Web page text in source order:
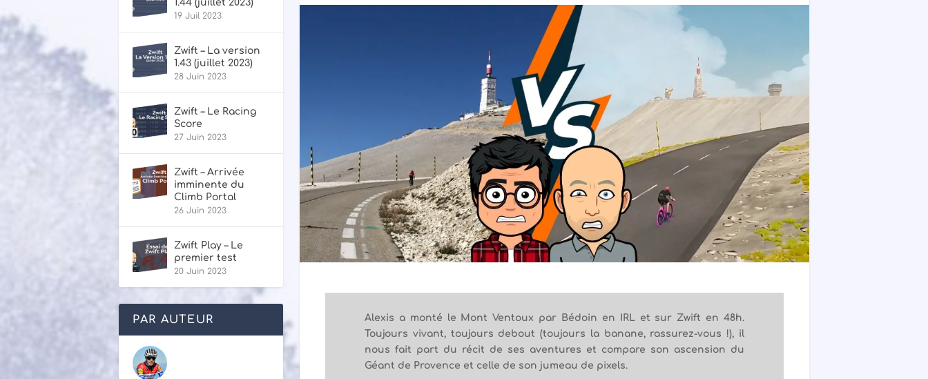
Alexis a monté le Mont Ventoux par Bédoin en IRL et sur Zwift en 48h.
Toujours vivant, toujours debout (toujours la banane, rassurez-vous !), il
nous fait part du récit de ses aventures et compare son ascension du
Géant de Provence et celle de son jumeau de pixels.
1.44 (juillet 2023)
19 Juil 2023
Zwift – La version
1.43 (juillet 2023)
28 Juin 2023
Zwift – Le Racing
Score
27 Juin 2023
Zwift – Arrivée
imminente du
Climb Portal
26 Juin 2023
Zwift Play – Le
premier test
20 Juin 2023
PAR AUTEUR